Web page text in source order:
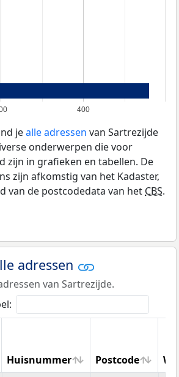
400
jealle adressen van Sartrezijde
onderwerpen die voor
zijn in grafieken en tabellen. De
zijn afkomstig van het Kadaster,
van de postcodedata van hetCBS.
adressen
van Sartrezijde.
Huisnummer Postcode